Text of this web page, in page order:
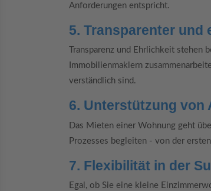
Anforderungen entspricht.
5. Transparenter und
Transparenz und Ehrlichkeit
Immobilienmaklern
verständlich sind.
6. Unterstützung von
Das Mieten einer Wohnung geht
Prozesses begleiten - von der
7. Flexibilität in der
Egal, ob Sie eine kleine